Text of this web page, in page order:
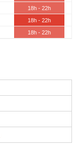
18h - 22h
18h - 22h
18h - 22h